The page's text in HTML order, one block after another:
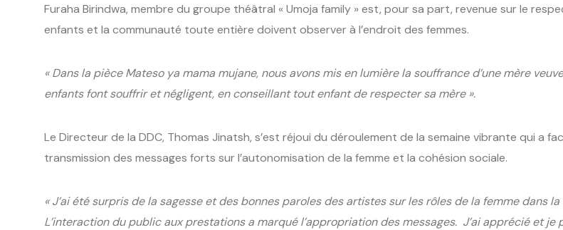
Furaha Birindwa, membre du groupe théâtral « Umoja family » est, pour sa part, revenue sur le
enfants et la communauté toute entière doivent observer à l’endroit des femmes.
« Dans la pièce Mateso ya mama mujane, nous avons mis en lumière la souffrance d’une mère
enfants font souffrir et négligent, en conseillant tout enfant de respecter sa mère ».
Le Directeur de la DDC, Thomas Jinatsh, s’est réjoui du déroulement de la semaine vibrante qui a
transmission des messages forts sur l’autonomisation de la femme et la cohésion sociale.
« J’ai été surpris de la sagesse et des bonnes paroles des artistes sur les rôles de la femme dans
L’interaction du public aux prestations a marqué l’appropriation des messages. J’ai apprécié et je